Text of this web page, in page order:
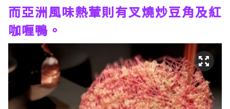
而亞洲風味熱葷則有叉燒炒豆角及紅
咖喱鴨。